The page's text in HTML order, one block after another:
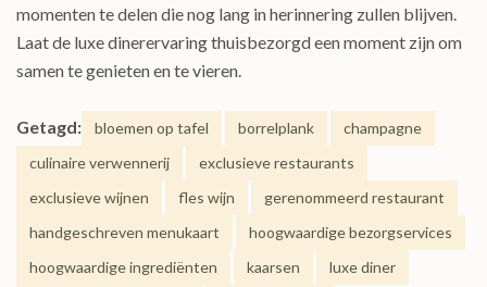
momenten te delen die nog lang in herinnering zullen blijven.
Laat de luxe dinerervaring thuisbezorgd een moment zijn om
samen te genieten en te vieren.
Getagd: bloemen op tafel borrelplank
champagne
culinaire verwennerij
exclusieve restaurants
exclusieve wijnen
fles wijn
gerenommeerd restaurant
handgeschreven menukaart
hoogwaardige bezorgservices
hoogwaardige ingrediënten
kaarsen luxe diner